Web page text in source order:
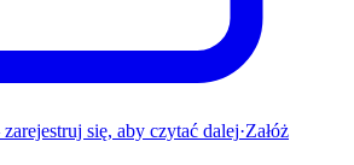
się, aby czytać dalej·Załóż